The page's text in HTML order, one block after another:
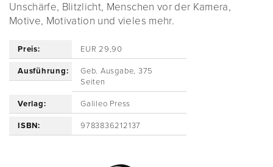
Unschärfe, Blitzlicht, Menschen vor der Kamera,
Motive, Motivation und vieles mehr.
Preis: EUR 29,90
Ausführung:
Geb. Ausgabe, 375
Seiten
Verlag: Galileo Press
ISBN: 9783836212137